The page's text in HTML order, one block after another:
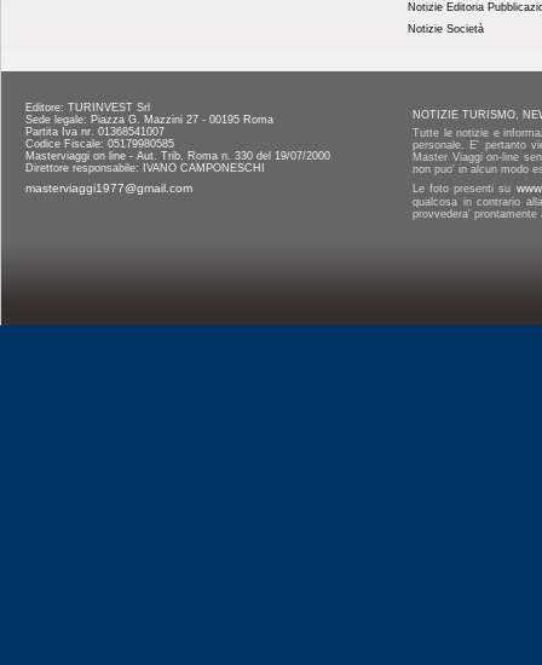
Notizie Editoria
Notizie Società
Editore: TURINVEST Srl
Sede legale: Piazza G. Mazzini 27 - 00195 Roma
Partita Iva nr. 01368541007
Codice Fiscale: 05179980585
Masterviaggi on line - Aut. Trib. Roma n. 330 del 19/07/2000
Direttore responsabile: IVANO CAMPONESCHI
masterviaggi1977@gmail.com
NOTIZIE TURISMO,
Tutte le notizie e
personale. E' pertanto
Master Viaggi on-line
non puo' in alcun modo
Le foto presenti su
qualcosa in contrario
provvedera'